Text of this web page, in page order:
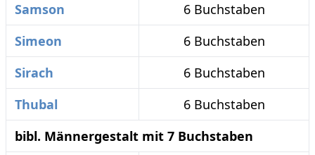
Samson
6 Buchstaben
Simeon
6 Buchstaben
Sirach
6 Buchstaben
Thubal
6 Buchstaben
bibl. Männergestalt mit 7 Buchstaben